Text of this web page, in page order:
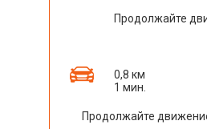
Продолжайте
0,8 км
1 мин.
Продолжайте